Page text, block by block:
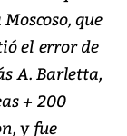
que
el error de
A. Barletta,
+ 200
y fue